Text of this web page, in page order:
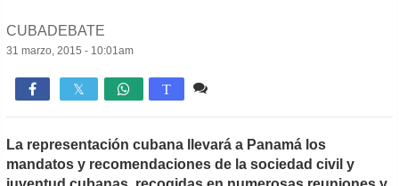
CUBADEBATE
31 marzo, 2015 - 10:01am
 T
La representación cubana llevará a Panamá los
mandatos y recomendaciones de la sociedad civil y